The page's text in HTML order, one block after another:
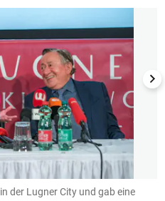
der Lugner City und gab eine